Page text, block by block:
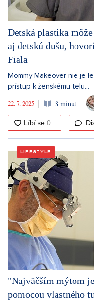
Detská plastika
aj detskú dušu,
Fiala
Mommy Makeover nie je
prístup k ženskému telu...
22. 7. 2025
8 minut
LIFESTYLE
"Najväčším mýtom
pomocou vlastného